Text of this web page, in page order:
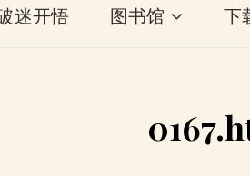
迷开悟 图书馆 下